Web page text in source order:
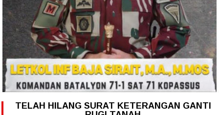
TELAH HILANG SURAT KETERANGAN GANTI